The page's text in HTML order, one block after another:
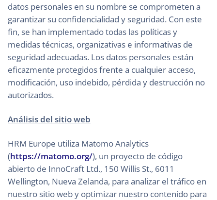
datos personales en su nombre se comprometen a
garantizar su confidencialidad y seguridad. Con este
fin, se han implementado todas las políticas y
medidas técnicas, organizativas e informativas de
seguridad adecuadas. Los datos personales están
eficazmente protegidos frente a cualquier acceso,
modificación, uso indebido, pérdida y destrucción no
autorizados.
Análisis del sitio web
HRM Europe utiliza Matomo Analytics
(https://matomo.org/), un proyecto de código
abierto de InnoCraft Ltd., 150 Willis St., 6011
Wellington, Nueva Zelanda, para analizar el tráfico en
nuestro sitio web y optimizar nuestro contenido para